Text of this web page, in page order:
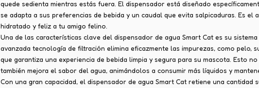
quede sedienta mientras estás fuera. El dispensador está diseñado
se adapta a sus preferencias de bebida y un caudal que evita salpicaduras. Es el
hidratado y feliz a tu amigo felino.
Una de las características clave del dispensador de agua Smart Cat es su
avanzada tecnología de filtración elimina eficazmente las impurezas, como pelo,
que garantiza una experiencia de bebida limpia y segura para su mascota. Esto
también mejora el sabor del agua, animándolos a consumir más líquidos y
Con una gran capacidad, el dispensador de agua Smart Cat retiene una cantidad